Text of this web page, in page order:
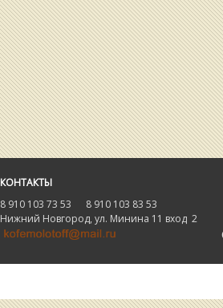
КОНТАКТЫ
8 910 103 73 53 8 910 103 83 53
Нижний Новгород, ул. Минина 11 вход 2